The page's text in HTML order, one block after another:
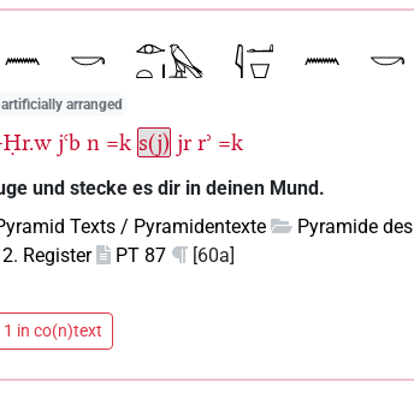
arranged
jꜥb n =k s(j) jr rʾ =k
und stecke es dir in deinen Mund.
Texts / Pyramidentexte
Pyramide des
2. Register PT 87
[60a]
1 in co(n)text